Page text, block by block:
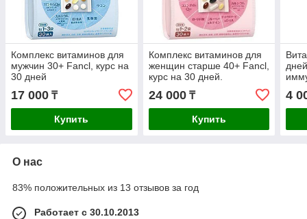
Комплекс витаминов для
мужчин 30+ Fancl, курс на
30 дней
17 000 ₸
Купить
Комплекс витаминов для
женщин старше 40+ Fancl,
курс на 30 дней.
24 000₸
Купить
4
О нас
83% положительных из 13 отзывов за год
Работает с 30.10.2013